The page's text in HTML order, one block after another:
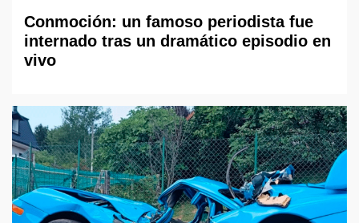
Conmoción: un famoso periodista fue
internado tras un dramático episodio en
vivo